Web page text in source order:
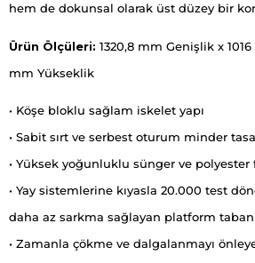
hem de dokunsal olarak üst düzey bir
Ürün Ölçüleri: 1320,8 mm Genişlik x
mm Yükseklik
• Köşe bloklu sağlam iskelet yapı
• Sabit sırt ve serbest oturum minder
• Yüksek yoğunluklu sünger ve
• Yay sistemlerine kıyasla 20.000 test
daha az sarkma sağlayan platform
• Zamanla çökme ve dalgalanmayı